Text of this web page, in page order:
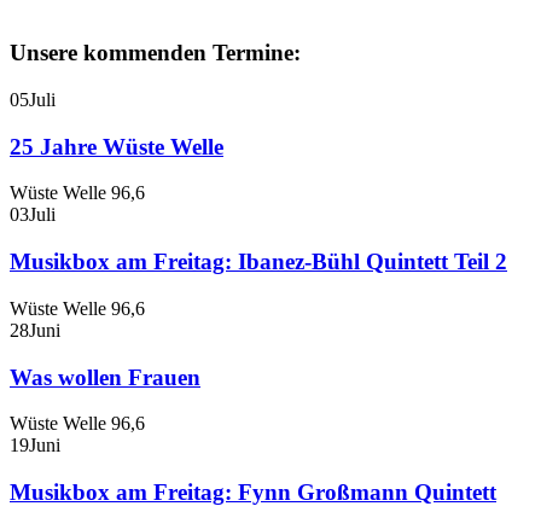
Unsere kommenden Termine:
05Juli
25 Jahre Wüste Welle
Wüste Welle 96,6
03Juli
Musikbox am Freitag: Ibanez-Bühl Quintett Teil 2
Wüste Welle 96,6
28Juni
Was wollen Frauen
Wüste Welle 96,6
19Juni
Musikbox am Freitag: Fynn Großmann Quintett